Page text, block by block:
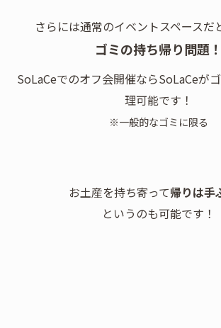
さらには通常のイベントスペースだ
ゴミの持ち帰り問題！
SoLaCeでのオフ会開催ならSoLaCeが
理可能です！
※一般的なゴミに限る
お土産を持ち寄って帰りは手
というのも可能です！